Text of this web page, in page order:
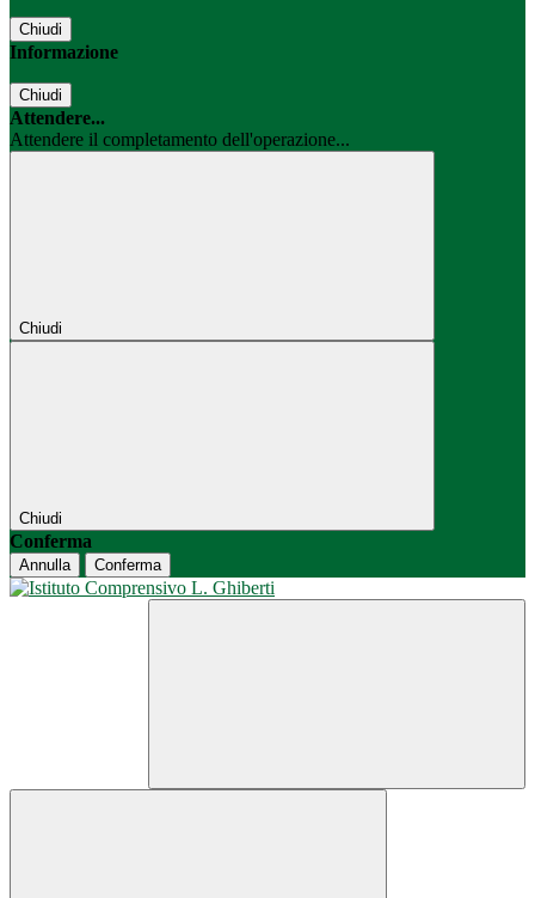
Chiudi
Informazione
Chiudi
Attendere...
Attendere il completamento dell'operazione...
Chiudi
Chiudi
Conferma
Annulla Conferma